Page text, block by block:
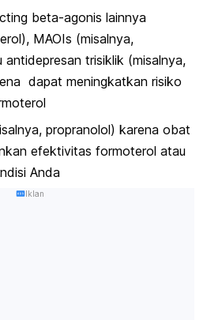
beta-agonis lainnya
MAOIs (misalnya,
antidepresan trisiklik (misalnya,
dapat meningkatkan risiko
propranolol) karena obat
efektivitas formoterol atau
Anda
Iklan